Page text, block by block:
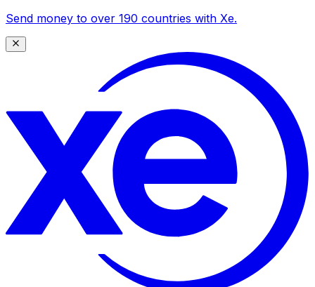
Send money to over 190 countries with Xe.